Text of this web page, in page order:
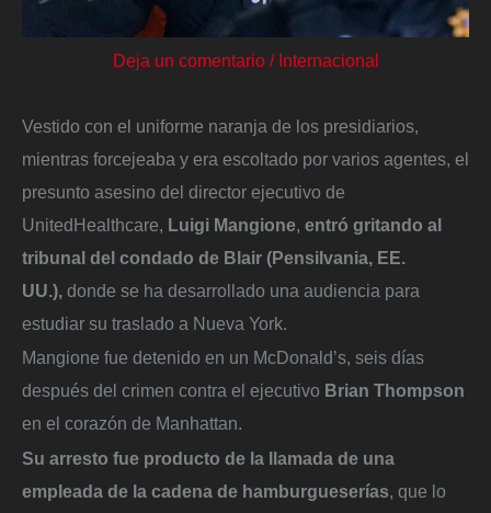
Deja un comentario / Internacional
Vestido con el uniforme naranja de los presidiarios,
mientras forcejeaba y era escoltado por varios agentes, el
presunto asesino del director ejecutivo de
UnitedHealthcare, Luigi Mangione, entró gritando al
tribunal del condado de Blair (Pensilvania, EE.
UU.), donde se ha desarrollado una audiencia para
estudiar su traslado a Nueva York.
Mangione fue detenido en un McDonald’s, seis días
después del crimen contra el ejecutivo Brian Thompson
en el corazón de Manhattan.
Su arresto fue producto de la llamada de una
empleada de la cadena de hamburgueserías, que lo